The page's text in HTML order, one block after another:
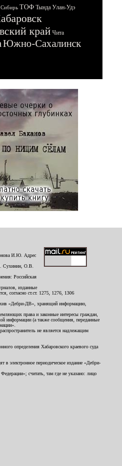
Сибирь ТОФ Тында Улан-Удэ
край Чита
Южно-Сахалинск
И.Ю. Адрес
Сухинин, О.В.
Российская
изданные
согласно ст.ст. 1275, 1276, 1306
«Дебри-ДВ», хранящий информацию,
права и законные интересы граждан,
информации (а также сообщения, переданные
не является надлежащим
определения Хабаровского краевого суда
в электронное периодическое издание «Дебри-
считать, там где не указано: лицо